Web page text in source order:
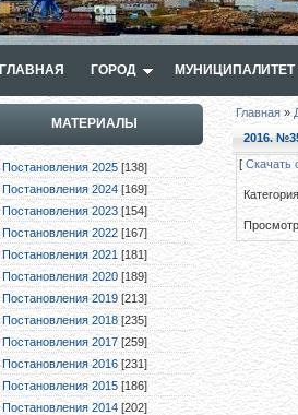
ГЛАВНАЯ ГОРОД МУНИЦИПАЛИТЕТ
МАТЕРИАЛЫ
Постановления 2025 [138]
Постановления 2024 [169]
Постановления 2023 [154]
Постановления 2022 [167]
Постановления 2021 [181]
Постановления 2020 [189]
Постановления 2019 [213]
Постановления 2018 [235]
Постановления 2017 [259]
Постановления 2016 [231]
Постановления 2015 [186]
Постановления 2014 [202]
Главная »
2016.
[ Скачать
Категория